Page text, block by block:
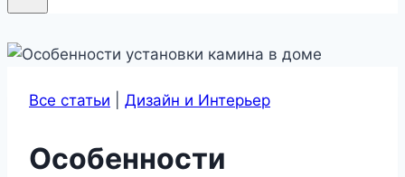
Все статьи Дизайн и Интерьер
Особенности